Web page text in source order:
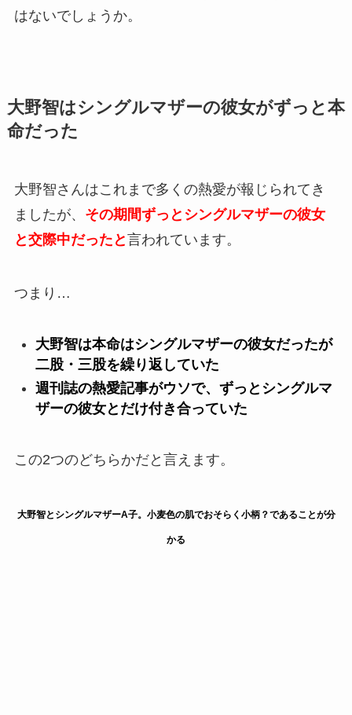
はないでしょうか。
大野智はシングルマザーの彼女がずっと本
命だった
大野智さんはこれまで多くの熱愛が報じられてき
ましたが、 その期間ずっとシングルマザーの彼女
と交際中だったと言われています。
つまり…
大野智は本命はシングルマザーの彼女だったが
二股・三股を繰り返していた
週刊誌の熱愛記事がウソで、ずっとシングルマ
ザーの彼女とだけ付き合っていた
この2つのどちらかだと言えます。
大野智とシングルマザーA子。小麦色の肌でおそらく小柄？であることが分
かる